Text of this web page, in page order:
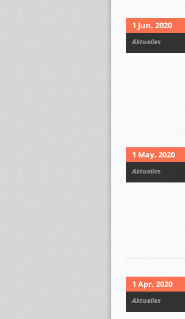
1 Jun, 2020
Aktuelles
1 May, 2020
Aktuelles
1 Apr, 2020
Aktuelles